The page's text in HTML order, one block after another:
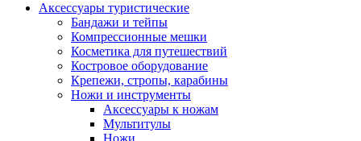
Аксессуары туристические
Бандажи и тейпы
Компрессионные мешки
Косметика для путешествий
Костровое оборудование
Крепежи, стропы, карабины
Ножи и инструменты
Аксессуары к ножам
Мультитулы
Ножи